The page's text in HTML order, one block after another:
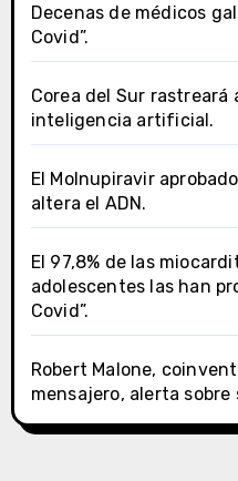
Decenas de médicos
Covid”.
Corea del Sur rastreará
inteligencia artificial.
El Molnupiravir
altera el ADN.
El 97,8% de las
adolescentes las han
Covid”.
Robert Malone,
mensajero, alerta sobre